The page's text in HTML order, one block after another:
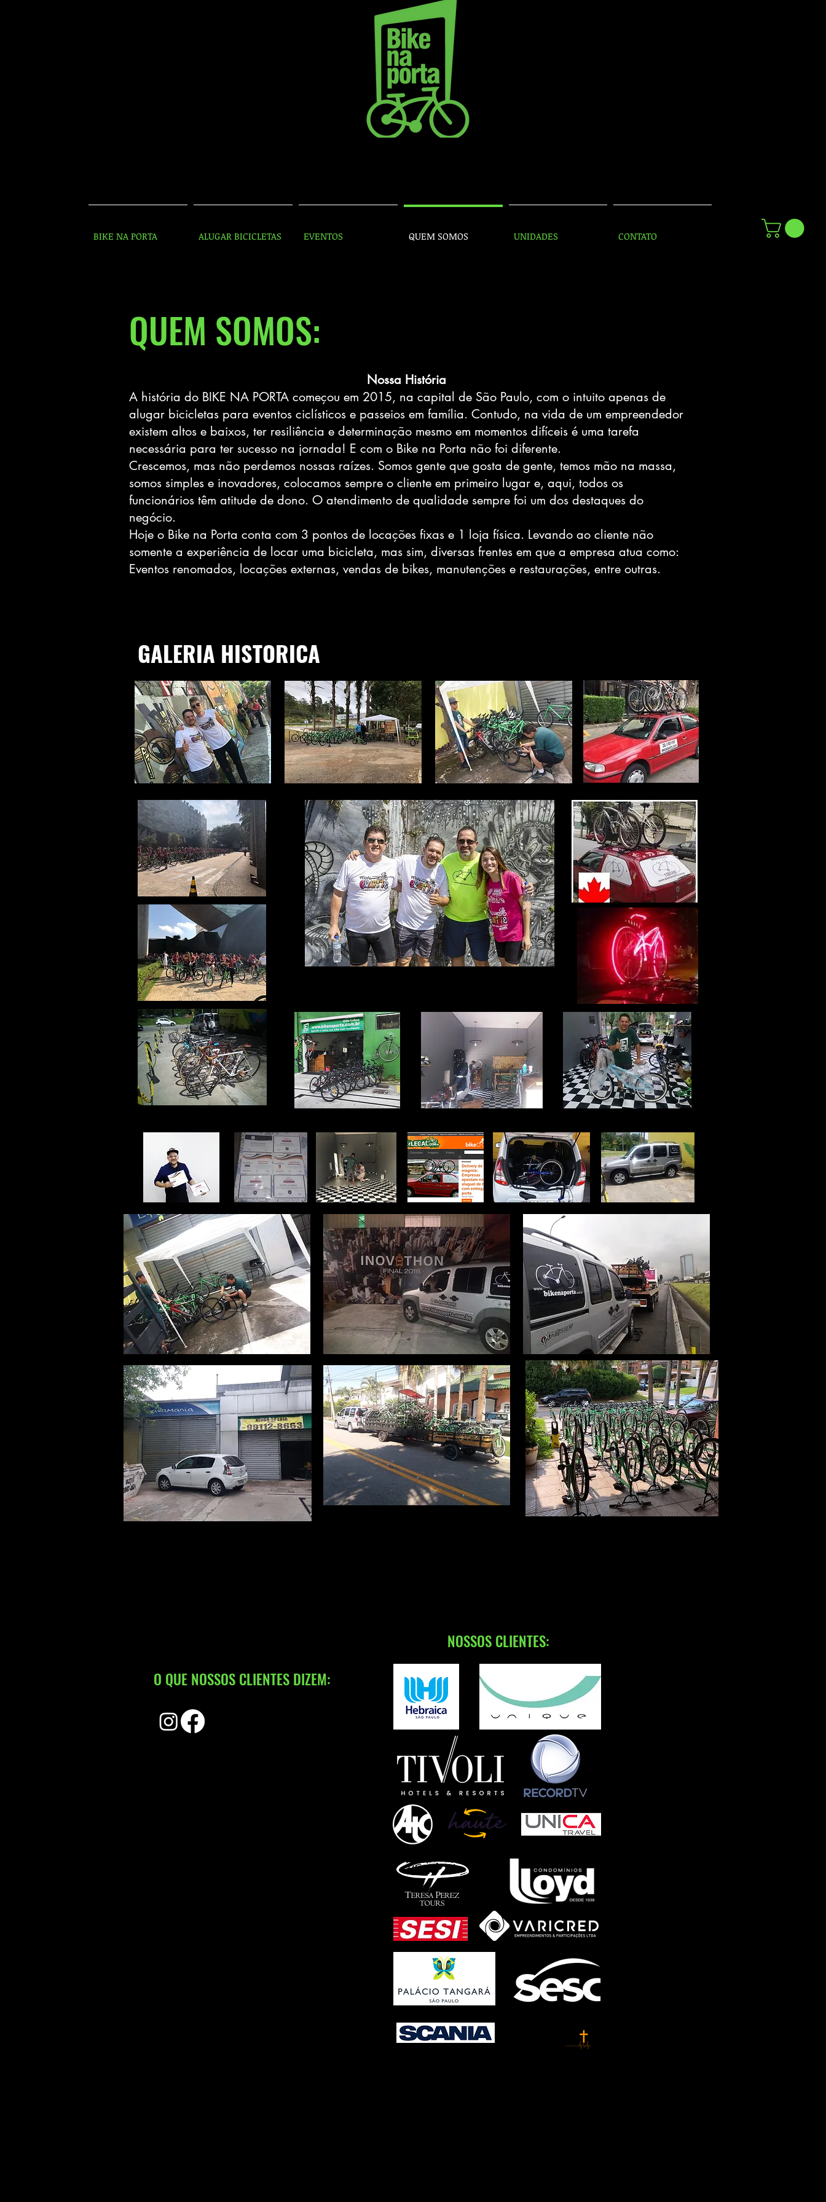
BIKE NA PORTA ALUGAR BICICLETAS EVENTOS QUEM SOMOS UNIDADES CONTATO
QUEM SOMOS:
Nossa História
A história do BIKE NA PORTA começou em 2015, na capital de São Paulo, com o intuito apenas de
alugar bicicletas para eventos ciclísticos e passeios em família. Contudo, na vida de um empreendedor
existem altos e baixos, ter resiliência e determinação mesmo em momentos difíceis é uma tarefa
necessária para ter sucesso na jornada! E com o Bike na Porta não foi diferente.
Crescemos, mas não perdemos nossas raízes. Somos gente que gosta de gente, temos mão na massa,
somos simples e inovadores, colocamos sempre o cliente em primeiro lugar e, aqui, todos os
funcionários têm atitude de dono. O atendimento de qualidade sempre foi um dos destaques do
negócio.
Hoje o Bike na Porta conta com 3 pontos de locações fixas e 1 loja física. Levando ao cliente não
somente a experiência de locar uma bicicleta, mas sim, diversas frentes em que a empresa atua como:
Eventos renomados, locações externas, vendas de bikes, manutenções e restaurações, entre outras.
GALERIA HISTORICA
NOSSOS CLIENTES:
O QUE NOSSOS CLIENTES DIZEM: